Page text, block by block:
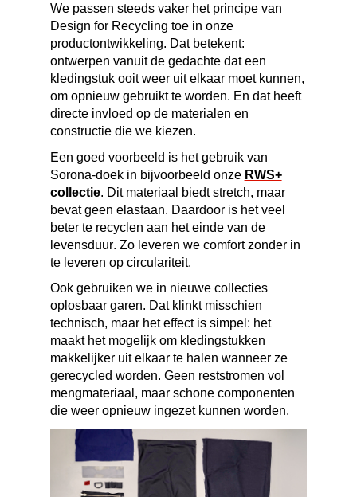
We passen steeds vaker het principe van
Design forRecycling toe in onze
productontwikkeling. Dat betekent:
ontwerpen vanuit de gedachte dat een
kledingstuk ooit weer uit elkaar moet kunnen,
om opnieuw gebruikt te worden. En dat heeft
directe invloed op de materialen en
constructie die we kiezen.
Een goed voorbeeld is het gebruik van
Sorona-doek in bijvoorbeeld onze RWS+
collectie. Dit materiaal biedt stretch, maar
bevat geen elastaan. Daardoor is het veel
beter te recyclen aan het einde van de
levensduur. Zo leveren we comfort zonder in
te leveren op circulariteit.
Ook gebruiken we in nieuwe collecties
oplosbaar garen. Dat klinkt misschien
technisch, maar het effect is simpel: het
maakt het mogelijk om kledingstukken
makkelijker uit elkaar te halen wanneer ze
gerecycled worden. Geen reststromen vol
mengmateriaal, maar schone componenten
die weer opnieuw ingezet kunnen worden.